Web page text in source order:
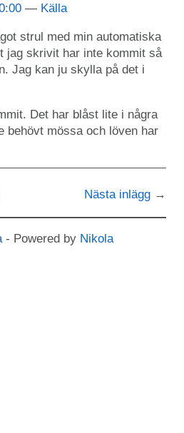
Källa
strul med min automatiska
jag skrivit har inte kommit så
Jag kan ju skylla på det i
Det har blåst lite i några
behövt mössa och löven har
Nästa inlägg
- Powered by Nikola